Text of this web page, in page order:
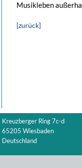
Musikleben
[zurück]
Kreuzberger Ring 7c-d
65205 Wiesbaden
Deutschland